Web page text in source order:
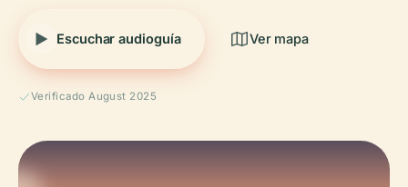
Escuchar audioguía Ver mapa
Verificado August 2025